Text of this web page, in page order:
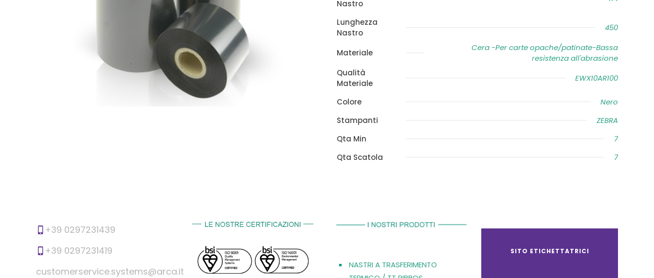
450m
EWX10(AR100)
quantità
Nastro
Lunghezza
Nastro
450
Materiale
Cera -Per carte opache/patinate-Bassa
resistenza all'abrasione
Qualità
Materiale
EWX10AR100
Colore
Nero
Stampanti
ZEBRA
Qta Min
7
Qta Scatola
7
+39 0297231439
+39 0297231419
customerservice.systems@arca.it
NASTRI A TRASFERIMENTO
SITO ETICHETTATRICI